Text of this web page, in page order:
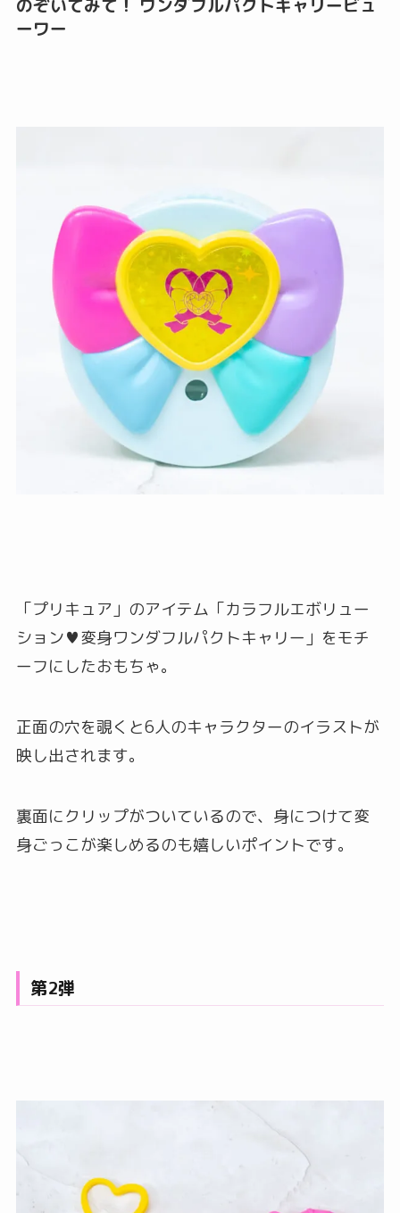
のぞいてみて！ ワンダフルパクトキャリービュ
ーワー
「プリキュア」のアイテム「カラフルエボリュー
ション♥変身ワンダフルパクトキャリー」をモチ
ーフにしたおもちゃ。
正面の穴を覗くと6人のキャラクターのイラストが
映し出されます。
裏面にクリップがついているので、身につけて変
身ごっこが楽しめるのも嬉しいポイントです。
第2弾